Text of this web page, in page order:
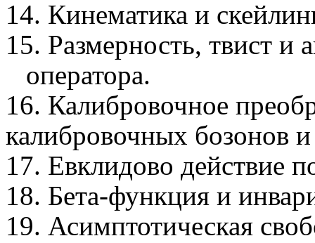
14. Кинематика и
15. Размерность, твист и
оператора.
16. Калибровочное
калибровочных бозонов
17. Евклидово действие
18. Бета-функция и
19. Асимптотическая